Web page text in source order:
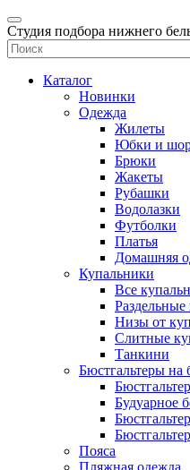
Студия подбора нижнего
Каталог
Новинки
Одежда
Жилеты
Юбки и
Брюки
Жакеты
Рубашки
Водолазки
Футболки
Платья
Домашняя
Купальники
Все
Низы от
Слитные
Танкини
Бюстгальтеры
Будуарное
Пояса
Пляжная одежда